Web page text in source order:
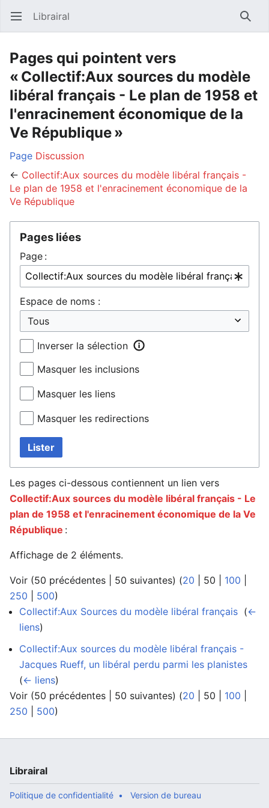
Ouvrir le menu principal Librairal
Pages qui pointent vers
« Collectif:Aux sources du modèle
libéral français - Le plan de 1958 et
l'enracinement économique de la
Ve République »
Page Discussion
← Collectif:Aux sources du modèle libéral français -
Le plan de 1958 et l'enracinement économique de la
Ve République
Pages liées
Page :
Espace de noms :
Inverser la sélection
Masquer les inclusions
Masquer les liens
Masquer les redirections
Lister
Les pages ci-dessous contiennent un lien vers
Collectif:Aux sources du modèle libéral français - Le
plan de 1958 et l'enracinement économique de la Ve
République :
Affichage de 2 éléments.
Voir (50 précédentes 50 suivantes) (20 50 100
250
500)
Collectif:Aux Sources du modèle libéral français (←
liens)
Collectif:Aux sources du modèle libéral français -
Jacques Rueff, un libéral perdu parmi les planistes
(← liens)
Voir (50 précédentes 50 suivantes) (20 50 100
250
500)
Librairal
Politique de confidentialité Version de bureau